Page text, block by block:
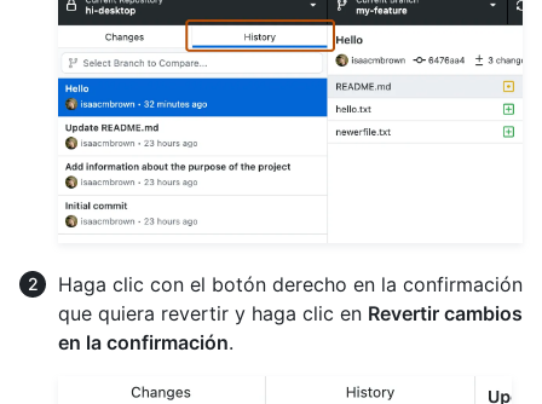
Haga clic con el botón derecho en la confirmación
que quiera revertir y haga clic en Revertir cambios
en la confirmación.